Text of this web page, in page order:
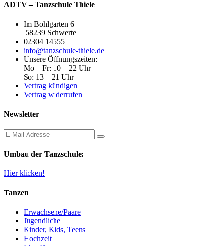
ADTV – Tanzschule Thiele
Im Bohlgarten 6
58239 Schwerte
02304 14555
info@tanzschule-thiele.de
Unsere Öffnungszeiten:
Mo – Fr: 10 – 22 Uhr
So: 13 – 21 Uhr
Vertrag kündigen
Vertrag widerrufen
Newsletter
Umbau der Tanzschule:
Hier klicken!
Tanzen
Erwachsene/Paare
Jugendliche
Kinder, Kids, Teens
Hochzeit